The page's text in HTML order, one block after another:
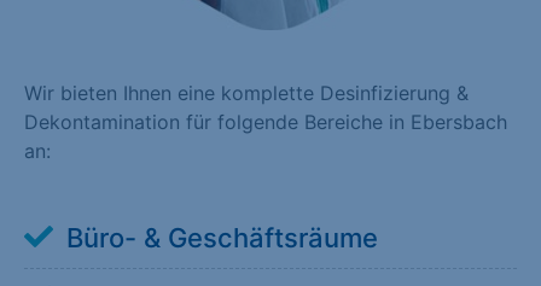
Wir bieten Ihnen eine komplette Desinfizierung &
Dekontamination für folgende Bereiche in Ebersbach
an:
Büro- & Geschäftsräume